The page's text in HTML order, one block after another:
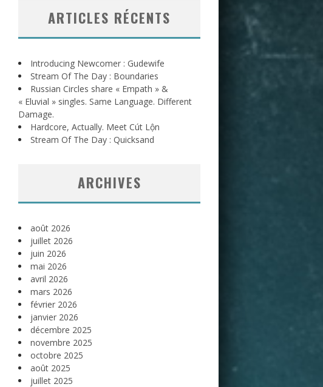
ARTICLES RÉCENTS
Introducing Newcomer : Gudewife
Stream Of The Day : Boundaries
Russian Circles share « Empath » &
« Eluvial » singles. Same Language. Different
Damage.
Hardcore, Actually. Meet Cút Lộn
Stream Of The Day : Quicksand
ARCHIVES
août 2026
juillet 2026
juin 2026
mai 2026
avril 2026
mars 2026
février 2026
janvier 2026
décembre 2025
novembre 2025
octobre 2025
août 2025
juillet 2025